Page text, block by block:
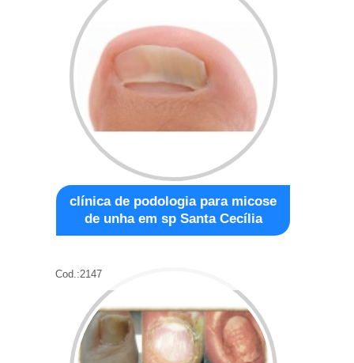
clínica de podologia para micose
de unha em sp Santa Cecília
Cod.:2147